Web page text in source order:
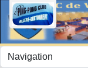
Panneau de